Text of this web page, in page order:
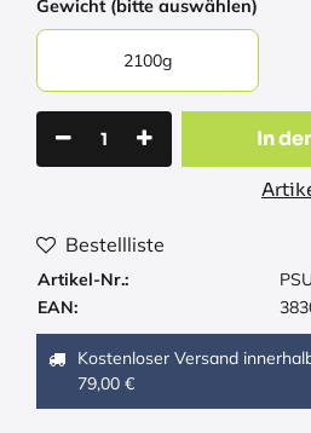
Gewicht (bitte auswählen)
2100g
In
Bestellliste
Artikel-Nr.:
EAN:
Kostenloser Versand
79,00 €